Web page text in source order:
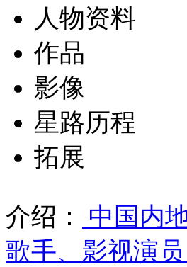
人物资料
作品
影像
星路历程
拓展
介绍：
中国内
歌手、影视演